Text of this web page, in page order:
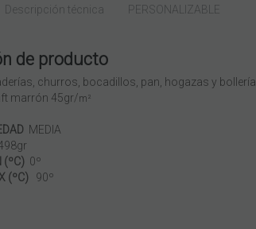
Descripción técnica PERSONALIZABLE
de producto
churros, bocadillos, pan, hogazas y bollería.
marrón 45gr/m²
MEDIA
(ºC) 0º
(ºC) 90º